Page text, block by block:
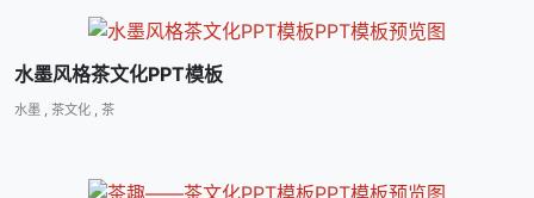
水墨风格茶文化PPT模板
水墨 , 茶文化 , 茶